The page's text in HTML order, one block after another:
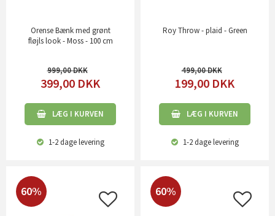
Orense Bænk med grønt
fløjls look - Moss - 100 cm
999,00
399,00 DKK
LÆG I KURVEN
1-2 dagelevering
Roy Throw - plaid - Green
499,00
199,00 DKK
LÆG I KURVEN
1-2 dagelevering
60% 60%